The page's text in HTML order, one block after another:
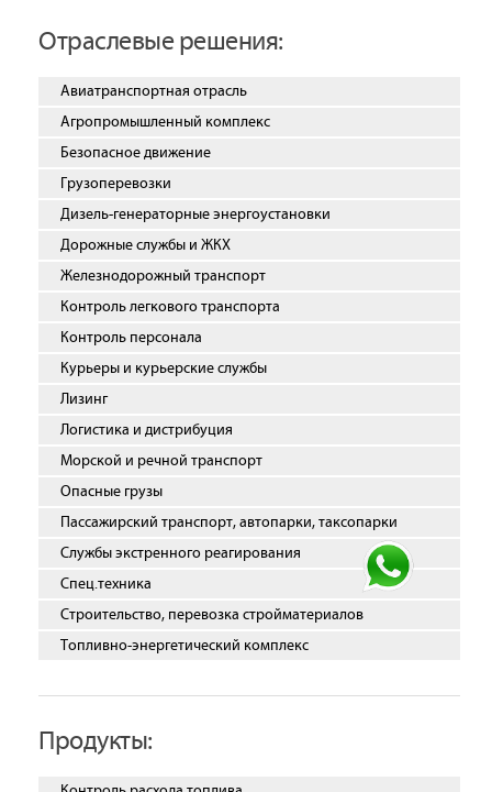
Отраслевые решения:
Авиатранспортная отрасль
Агропромышленный комплекс
Безопасное движение
Грузоперевозки
Дизель-генераторные энергоустановки
Дорожные службы и ЖКХ
Железнодорожный транспорт
Контроль легкового транспорта
Контроль персонала
Курьеры и курьерские службы
Лизинг
Логистика и дистрибуция
Морской и речной транспорт
Опасные грузы
Пассажирский транспорт, автопарки, таксопарки
Службы экстренного реагирования
Спец.техника
Строительство, перевозка стройматериалов
Топливно-энергетический комплекс
Продукты: